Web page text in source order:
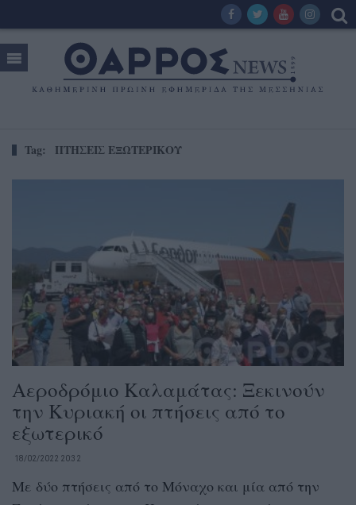
Tag: ΠΤΗΣΕΙΣ ΕΞΩΤΕΡΙΚΟΥ
Αεροδρόμιο Καλαμάτας: Ξεκινούν
την Κυριακή οι πτήσεις από το
εξωτερικό
18/02/2022 20:32
Με δύο πτήσεις από το Μόναχο και μία από την